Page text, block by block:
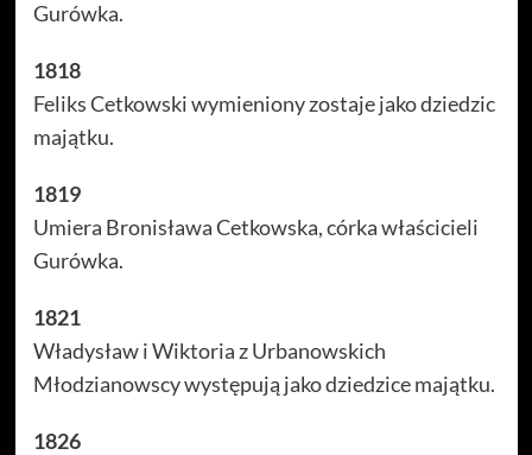
Gurówka.
1818
Feliks Cetkowski wymieniony zostaje jako dziedzic
majątku.
1819
Umiera Bronisława Cetkowska, córka właścicieli
Gurówka.
1821
Władysław i Wiktoria z Urbanowskich
Młodzianowscy występują jako dziedzice majątku.
1826